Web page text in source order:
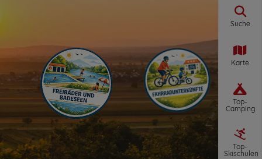
Suche
Karte
Top-
Camping
Top-
Skischulen